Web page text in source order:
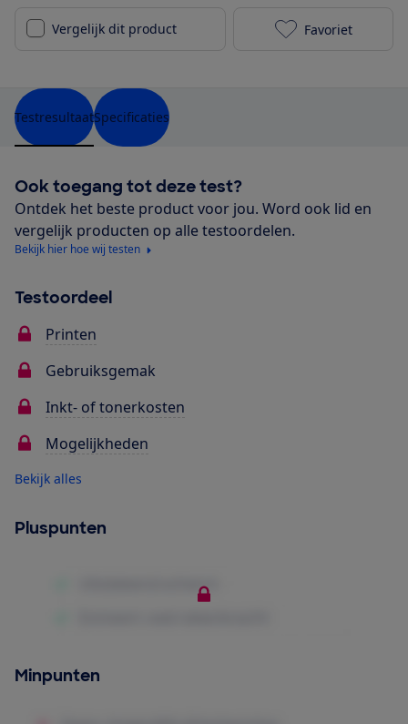
Vergelijk dit product Epson
Favoriet
TestresultaatSpecificaties
Ook toegang tot deze test?
Ontdek het beste product voor jou. Word ook lid en
vergelijk producten op alle testoordelen.
Bekijk hier hoe wij testen
Testoordeel
Printen
Gebruiksgemak
Inkt- of tonerkosten
Mogelijkheden
Bekijk alles
Pluspunten
Minpunten